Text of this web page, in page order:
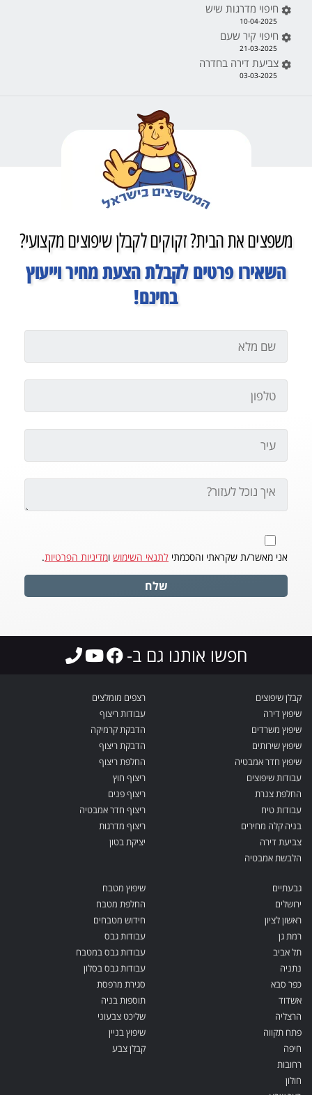
חיפוי מדרגות שיש
10-04-2025
חיפוי קיר שעם
21-03-2025
צביעת דירה בחדרה
03-03-2025
משפצים את הבית? זקוקים לקבלן שיפוצים מקצועי?
השאירו פרטים לקבלת הצעת מחיר וייעוץ
בחינם!
אני מאשר/ת שקראתי והסכמתי לתנאי השימוש ומדיניות הפרטיות.
שלח
חפשו אותנו גם ב-
קבלן שיפוצים
שיפוץ דירה
שיפוץ משרדים
שיפוץ שירותים
שיפוץ חדר אמבטיה
עבודות שיפוצים
החלפת צנרת
עבודות טיח
בניה קלה מחירים
צביעת דירה
הלבשת אמבטיה
רצפים מומלצים
עבודות ריצוף
הדבקת קרמיקה
הדבקת ריצוף
החלפת ריצוף
ריצוף חוץ
ריצוף פנים
ריצוף חדר אמבטיה
ריצוף מדרגות
יציקת בטון
גבעתיים
ירושלים
ראשון לציון
רמת גן
תל אביב
נתניה
כפר סבא
אשדוד
הרצליה
פתח תקווה
חיפה
רחובות
חולון
שיפוץ מטבח
החלפת מטבח
חידוש מטבחים
עבודות גבס
עבודות גבס במטבח
עבודות גבס בסלון
סגירת מרפסת
תוספות בניה
שליכט צבעוני
שיפוץ בניין
קבלן צבע